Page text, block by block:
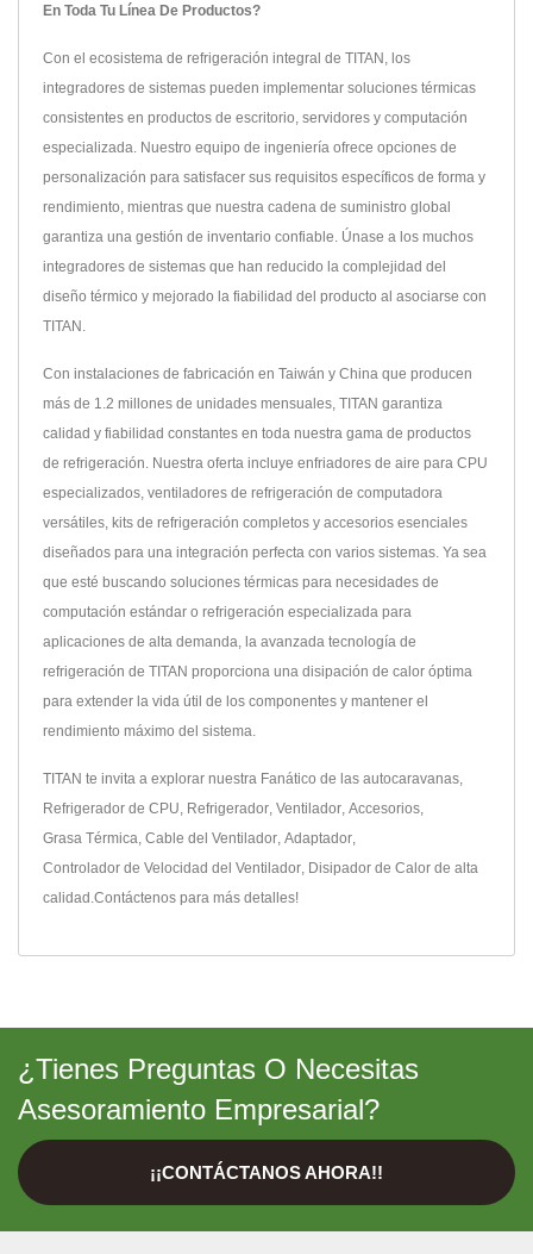
En Toda Tu Línea De Productos?
Con el ecosistema de refrigeración integral de TITAN, los
integradores de sistemas pueden implementar soluciones térmicas
consistentes en productos de escritorio, servidores y computación
especializada. Nuestro equipo de ingeniería ofrece opciones de
personalización para satisfacer sus requisitos específicos de forma y
rendimiento, mientras que nuestra cadena de suministro global
garantiza una gestión de inventario confiable. Únase a los muchos
integradores de sistemas que han reducido la complejidad del
diseño térmico y mejorado la fiabilidad del producto al asociarse con
TITAN.
Con instalaciones de fabricación en Taiwán y China que producen
más de 1.2 millones de unidades mensuales, TITAN garantiza
calidad y fiabilidad constantes en toda nuestra gama de productos
de refrigeración. Nuestra oferta incluye enfriadores de aire para CPU
especializados, ventiladores de refrigeración de computadora
versátiles, kits de refrigeración completos y accesorios esenciales
diseñados para una integración perfecta con varios sistemas. Ya sea
que esté buscando soluciones térmicas para necesidades de
computación estándar o refrigeración especializada para
aplicaciones de alta demanda, la avanzada tecnología de
refrigeración de TITAN proporciona una disipación de calor óptima
para extender la vida útil de los componentes y mantener el
rendimiento máximo del sistema.
TITAN te invita a explorar nuestra Fanático de las autocaravanas
Refrigerador de CPU Refrigerador Ventilador Accesorios
Grasa Térmica Cable del Ventilador Adaptador
Controlador de Velocidad del Ventilador Disipador de Calor de alta
calidad. Contáctenos para más detalles!
¿Tienes Preguntas O Necesitas
Asesoramiento Empresarial?
¡¡CONTÁCTANOS AHORA!!